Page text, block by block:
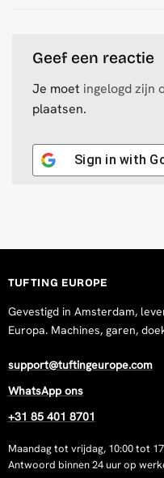
Geef een reactie
Je moet ingelogd zijn
plaatsen.
Sign in with
TUFTING EUROPE
Gevestigd in Amsterdam,
Europa. Machines, garen,
support@tuftingeurope.com
WhatsApp ons
+31 85 401 8701
Maandag tot vrijdag, 10:00 tot
Antwoord binnen 24 uur op